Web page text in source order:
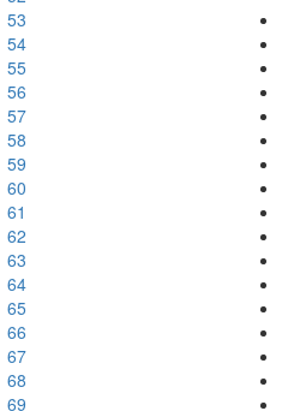
53
54
55
56
57
58
59
60
61
62
63
64
65
66
67
68
69